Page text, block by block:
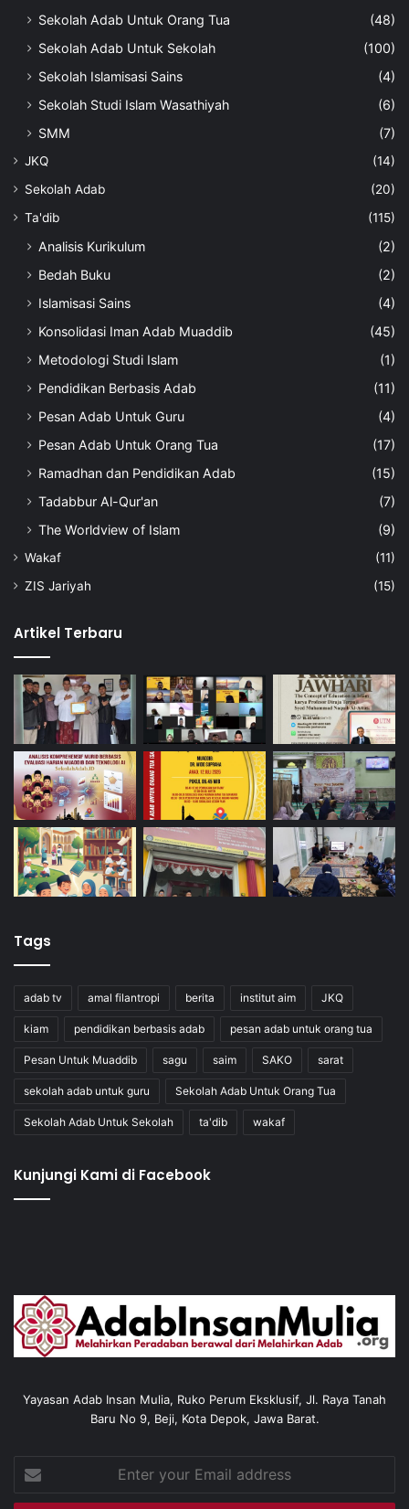
Sekolah Adab Untuk Orang Tua
(48)
Sekolah Adab Untuk Sekolah
(100)
Sekolah Islamisasi Sains
(4)
Sekolah Studi Islam Wasathiyah
(6)
SMM
(7)
JKQ
(14)
Sekolah Adab
(20)
Ta'dib
(115)
Analisis Kurikulum
(2)
Bedah Buku
(2)
Islamisasi Sains
(4)
Konsolidasi Iman Adab Muaddib
(45)
Metodologi Studi Islam
(1)
Pendidikan Berbasis Adab
(11)
Pesan Adab Untuk Guru
(4)
Pesan Adab Untuk Orang Tua
(17)
Ramadhan dan Pendidikan Adab
(15)
Tadabbur Al-Qur'an
(7)
The Worldview of Islam
(9)
Wakaf
(11)
ZIS Jariyah
(15)
Artikel Terbaru
Tags
adab tv amal filantropi berita institut aim JKQ
kiam pendidikan berbasis adab pesan adab untuk orang tua
Pesan Untuk Muaddib sagu saim SAKO sarat
sekolah adab untuk guru Sekolah Adab Untuk Orang Tua
Sekolah Adab Untuk Sekolah ta'dib wakaf
Kunjungi Kami di Facebook
Yayasan Adab Insan Mulia, Ruko Perum Eksklusif, Jl. Raya Tanah
Baru No 9, Beji, Kota Depok, Jawa Barat.
your
Email